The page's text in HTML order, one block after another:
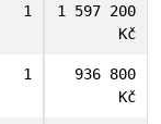
1
1 597 200
Kč
1
936 800
Kč